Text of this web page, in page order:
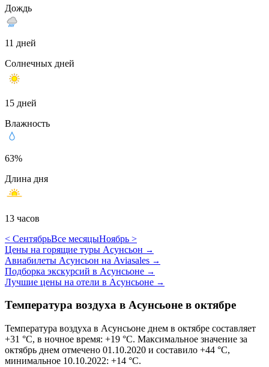
Дождь
11 дней
Солнечных дней
15 дней
Влажность
63%
Длина дня
13 часов
< СентябрьВсе месяцыНоябрь >
Цены на горящие туры Асунсьон →
Авиабилеты Асунсьон на Aviasales →
Подборка экскурсий в Асунсьоне →
Лучшие цены на отели в Асунсьоне →
Температура воздуха в Асунсьоне в октябре
Температура воздуха в Асунсьоне днем в октябре составляет
+31 °C, в ночное время: +19 °C. Максимальное значение за
октябрь днем отмечено 01.10.2020 и составило +44 °C,
минимальное 10.10.2022: +14 °C.